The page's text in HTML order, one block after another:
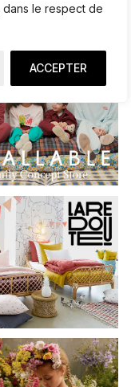
le respect de
ACCEPTER